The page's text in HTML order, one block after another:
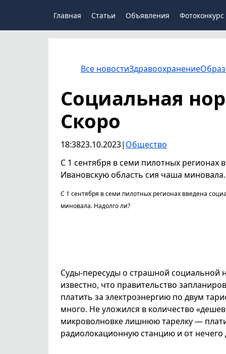
Главная Статьи Объявления Фотоконкурс
Все новостиЗдравоохранение
Социальная
Скоро
18:3823.10.2023| Общество
С 1 сентября в семи пилотных регионах
Ивановскую область сия чаша
С 1 сентября в семи пилотных регионах введена
миновала. Надолго ли?
Суды-пересуды о страшной социальной
известно, что правительство
платить за электроэнергию по двум
много. Не уложился в количество
микроволновке лишнюю тарелку —
радиолокационную станцию и от